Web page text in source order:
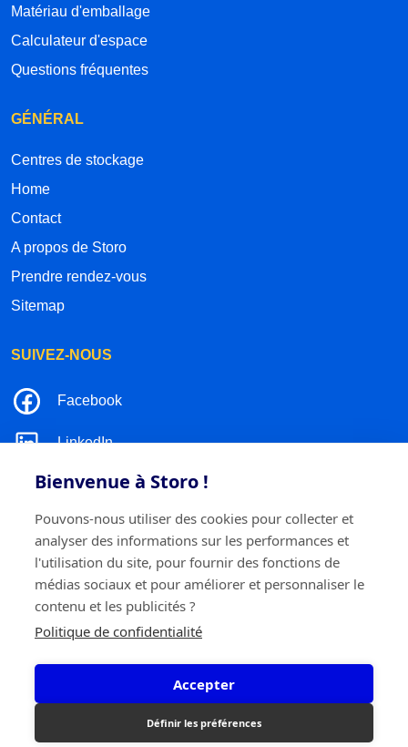
Bienvenue à Storo !
Pouvons-nous utiliser des cookies pour collecter et
analyser des informations sur les performances et
l'utilisation du site, pour fournir des fonctions de
médias sociaux et pour améliorer et personnaliser le
contenu et les publicités ?
Politique de confidentialité
Accepter
Définir les préférences
Matériau d'emballage
Calculateur d'espace
Questions fréquentes
GÉNÉRAL
Centres de stockage
Home
Contact
A propos de Storo
Prendre rendez-vous
Sitemap
SUIVEZ-NOUS
Facebook
LinkedIn
Instagram
TikTok
©2026 Storo
Politique de confidentialité
Storo BV 0717.595.310